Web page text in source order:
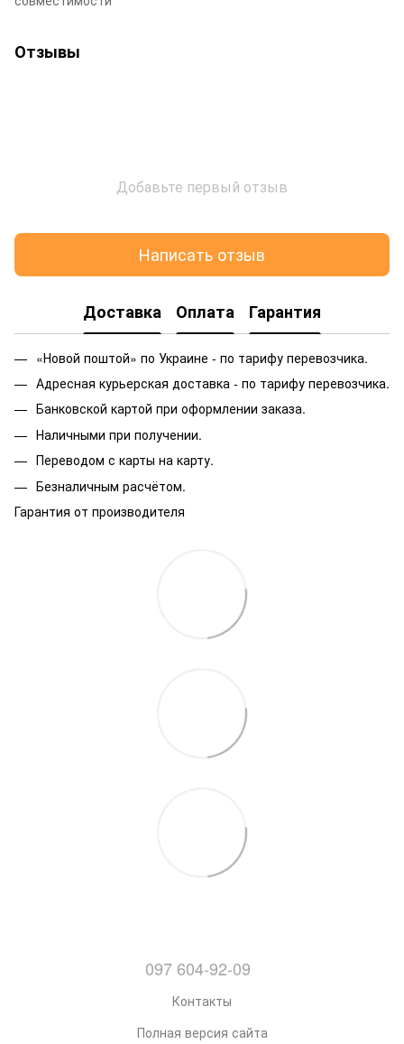
Отзывы
Добавьте первый отзыв
Написать отзыв
Доставка Оплата Гарантия
«Новой поштой» по Украине - по тарифу перевозчика.
Адресная курьерская доставка - по тарифу перевозчика.
Банковской картой при оформлении заказа.
Наличными при получении.
Переводом с карты на карту.
Безналичным расчётом.
Гарантия от производителя
097 604-92-09
Контакты
Полная версия сайта